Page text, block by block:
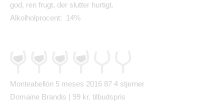
god, ren frugt, der slutter hurtigt.
Alkolholprocent: 14%
Monteabellón 5 meses 2016 87 4 stjerner
Domaine Brandis | 99 kr. tilbudspris